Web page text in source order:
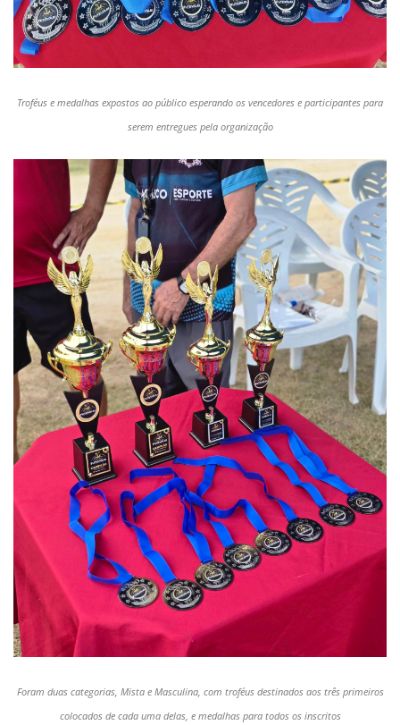
Troféus e medalhas expostos ao público esperando os vencedores e participantes para
serem entregues pela organização
Foram duas categorias, Mista e Masculina, com troféus destinados aos três primeiros
colocados de cada uma delas, e medalhas para todos os inscritos